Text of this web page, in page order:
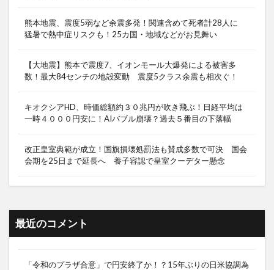
熊本地震、震度5弱など余震多発！関連含めて死者計28人に
猛暑で熱中症リスクも！25カ国・地域などがお見舞い
【大地震】熊本で震度7、イオンモール大爆発による被害多
数！最大84センチの地殻変動 震度5クラス余震も相次ぐ！
キオクシアHD、時価総額約３０兆円が吹き飛ぶ！日経平均は
一時４０００円安に！AIバブル崩壊？過去５番目の下落幅
改正皇室典範が成立！国旗損壊処罰法も賛成多数で可決 国会
会期を25日まで延長へ 養子容認で皇室クーデター懸念
最近のコメント
「令和のプラザ合意」で円安終了か！？15年ぶりの日米協調為